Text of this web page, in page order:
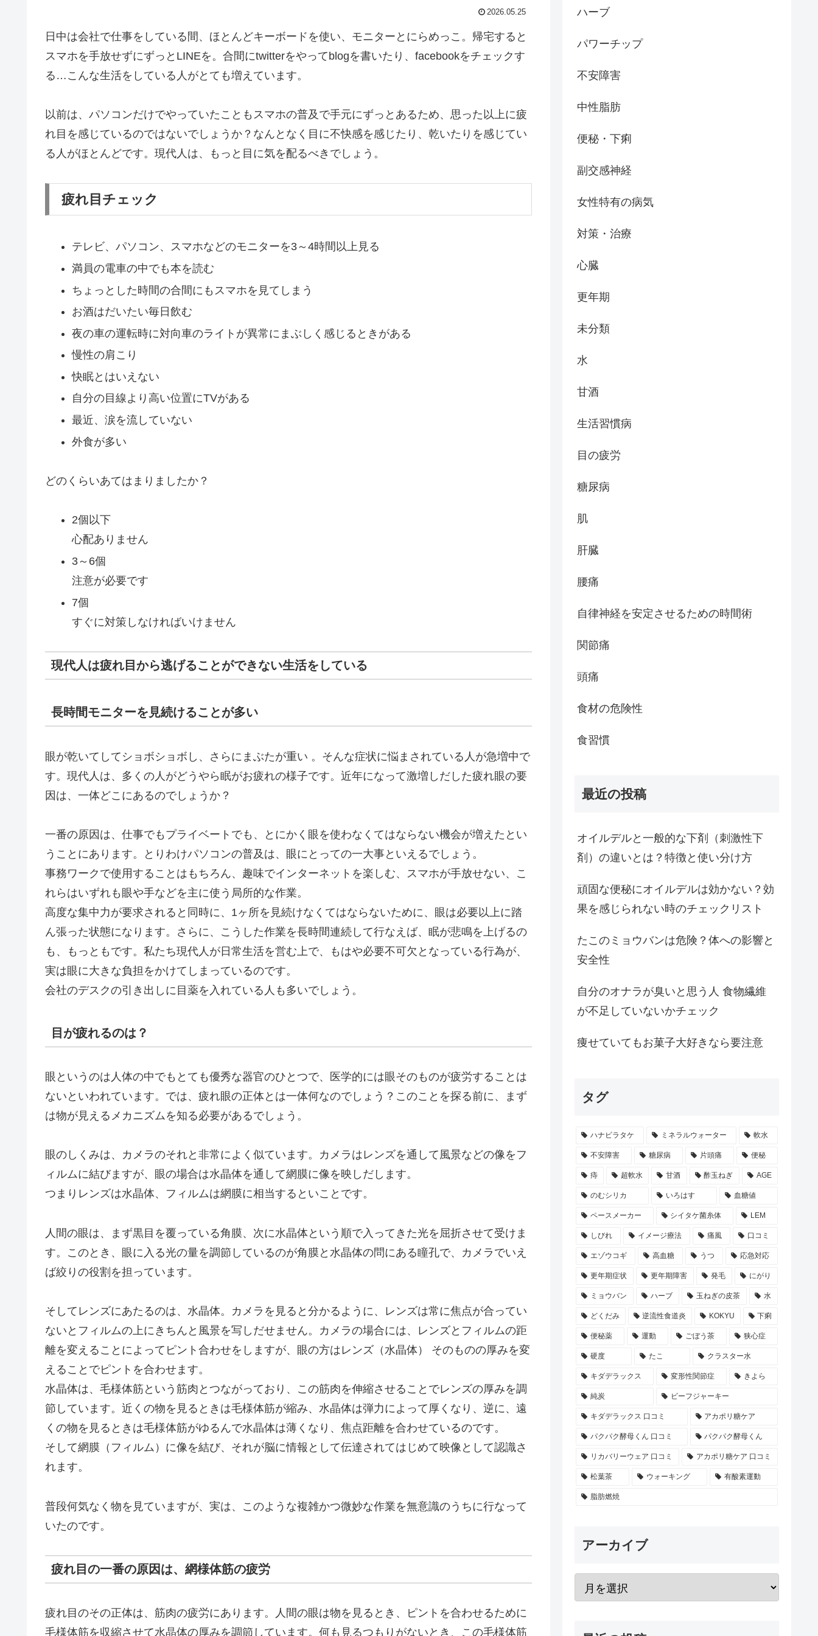
2026.05.25
日中は会社で仕事をしている間、ほとんどキーボードを使い、モニターとにらめっこ。帰宅すると
スマホを手放せずにずっとLINEを。合間にtwitterをやってblogを書いたり、facebookをチェックす
る…こんな生活をしている人がとても増えています。
以前は、パソコンだけでやっていたこともスマホの普及で手元にずっとあるため、思った以上に疲
れ目を感じているのではないでしょうか？なんとなく目に不快感を感じたり、乾いたりを感じてい
る人がほとんどです。現代人は、もっと目に気を配るべきでしょう。
疲れ目チェック
テレビ、パソコン、スマホなどのモニターを3～4時間以上見る
満員の電車の中でも本を読む
ちょっとした時間の合間にもスマホを見てしまう
お酒はだいたい毎日飲む
夜の車の運転時に対向車のライトが異常にまぶしく感じるときがある
慢性の肩こり
快眠とはいえない
自分の目線より高い位置にTVがある
最近、涙を流していない
外食が多い
どのくらいあてはまりましたか？
2個以下
心配ありません
3～6個
注意が必要です
7個
すぐに対策しなければいけません
現代人は疲れ目から逃げることができない生活をしている
長時間モニターを見続けることが多い
眼が乾いてしてショボショボし、さらにまぶたが重い 。そんな症状に悩まされている人が急増中で
す。現代人は、多くの人がどうやら眠がお疲れの様子です。近年になって激増しだした疲れ眼の要
因は、一体どこにあるのでしょうか？
一番の原因は、仕事でもプライベートでも、とにかく眼を使わなくてはならない機会が増えたとい
うことにあります。とりわけパソコンの普及は、眼にとっての一大事といえるでしょう。
事務ワークで使用することはもちろん、趣味でインターネットを楽しむ、スマホが手放せない、こ
れらはいずれも眼や手などを主に使う局所的な作業。
高度な集中力が要求されると同時に、1ヶ所を見続けなくてはならないために、眼は必要以上に踏
ん張った状態になります。さらに、こうした作業を長時間連続して行なえば、眠が悲鳴を上げるの
も、もっともです。私たち現代人が日常生活を営む上で、もはや必要不可欠となっている行為が、
実は眼に大きな負担をかけてしまっているのです。
会社のデスクの引き出しに目薬を入れている人も多いでしょう。
目が疲れるのは？
眼というのは人体の中でもとても優秀な器官のひとつで、医学的には眼そのものが疲労することは
ないといわれています。では、疲れ眼の正体とは一体何なのでしょう？このことを探る前に、まず
は物が見えるメカニズムを知る必要があるでしょう。
眼のしくみは、カメラのそれと非常によく似ています。カメラはレンズを通して風景などの像をフ
ィルムに結びますが、眼の場合は水晶体を通して網膜に像を映しだします。
つまりレンズは水晶体、フィルムは網膜に相当するといことです。
人間の眼は、まず黒目を覆っている角膜、次に水晶体という順で入ってきた光を屈折させて受けま
す。このとき、眼に入る光の量を調節しているのが角膜と水晶体の問にある瞳孔で、カメラでいえ
ば絞りの役割を担っています。
そしてレンズにあたるのは、水晶体。カメラを見ると分かるように、レンズは常に焦点が合ってい
ないとフィルムの上にきちんと風景を写しだせません。カメラの場合には、レンズとフィルムの距
離を変えることによってピント合わせをしますが、眼の方はレンズ（水晶体） そのものの厚みを変
えることでピントを合わせます。
水晶体は、毛様体筋という筋肉とつながっており、この筋肉を伸縮させることでレンズの厚みを調
節しています。近くの物を見るときは毛様体筋が縮み、水晶体は弾力によって厚くなり、逆に、遠
くの物を見るときは毛様体筋がゆるんで水晶体は薄くなり、焦点距離を合わせているのです。
そして網膜（フィルム）に像を結び、それが脳に情報として伝達されてはじめて映像として認識さ
れます。
普段何気なく物を見ていますが、実は、このような複雑かつ微妙な作業を無意識のうちに行なって
いたのです。
疲れ目の一番の原因は、網様体筋の疲労
疲れ目のその正体は、筋肉の疲労にあります。人間の眼は物を見るとき、ピントを合わせるために
毛様体筋を収縮させて水晶体の厚みを調節しています。何も見るつもりがないとき、この毛様体筋
ハーブ
パワーチップ
不安障害
中性脂肪
便秘・下痢
副交感神経
女性特有の病気
対策・治療
心臓
更年期
未分類
水
甘酒
生活習慣病
目の疲労
糖尿病
肌
肝臓
腰痛
自律神経を安定させるための時間術
関節痛
頭痛
食材の危険性
食習慣
最近の投稿
オイルデルと一般的な下剤（刺激性下
剤）の違いとは？特徴と使い分け方
頑固な便秘にオイルデルは効かない？効
果を感じられない時のチェックリスト
たこのミョウバンは危険？体への影響と
安全性
自分のオナラが臭いと思う人 食物繊維
が不足していないかチェック
痩せていてもお菓子大好きなら要注意
タグ
ハナビラタケ ミネラルウォーター 軟水
不安障害 糖尿病 片頭痛 便秘
痔 超軟水 甘酒 酢玉ねぎ AGE
のむシリカ いろはす 血糖値
ペースメーカー シイタケ菌糸体 LEM
しびれ イメージ療法 痛風 口コミ
エゾウコギ 高血糖 うつ 応急対応
更年期症状 更年期障害 発毛 にがり
ミョウバン ハーブ 玉ねぎの皮茶 水
どくだみ 逆流性食道炎 KOKYU 下痢
便秘薬 運動 ごぼう茶 狭心症
硬度 たこ クラスター水
キダデラックス 変形性関節症 きよら
純炭 ビーフジャーキー
キダデラックス 口コミ アカポリ糖ケア
パクパク酵母くん 口コミ パクパク酵母くん
リカバリーウェア 口コミ アカポリ糖ケア 口コミ
松葉茶 ウォーキング 有酸素運動
脂肪燃焼
アーカイブ